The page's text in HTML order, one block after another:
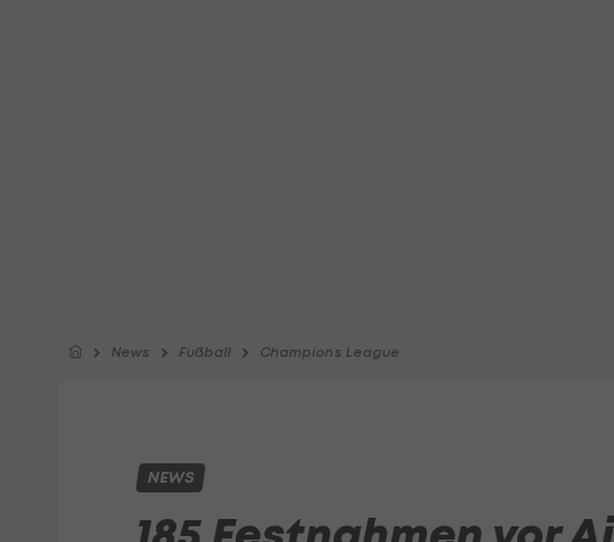
News Fußball Champions League
NEWS